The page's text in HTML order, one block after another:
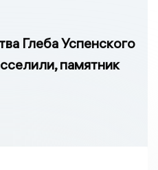
Глеба Успенского
памятник